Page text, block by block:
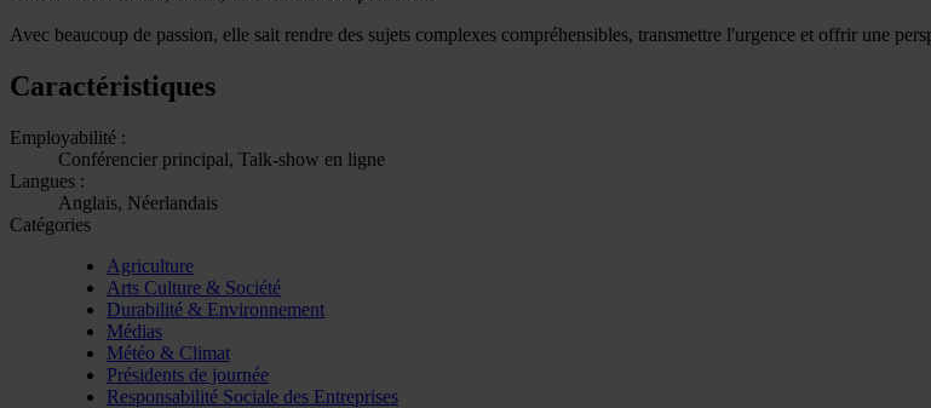
Avec beaucoup de passion, elle sait rendre des sujets complexes compréhensibles, transmettre l'urgence et offrir une
Caractéristiques
Employabilité :
Conférencier principal, Talk-show en ligne
Langues :
Anglais, Néerlandais
Catégories
Agriculture
Arts Culture & Société
Durabilité & Environnement
Médias
Météo & Climat
Présidents de journée
Responsabilité Sociale des Entreprises